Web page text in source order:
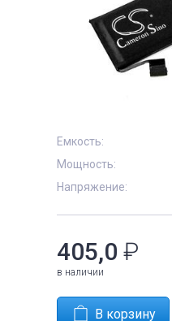
Емкость:
Мощность:
Напряжение:
405,0 ₽
в наличии